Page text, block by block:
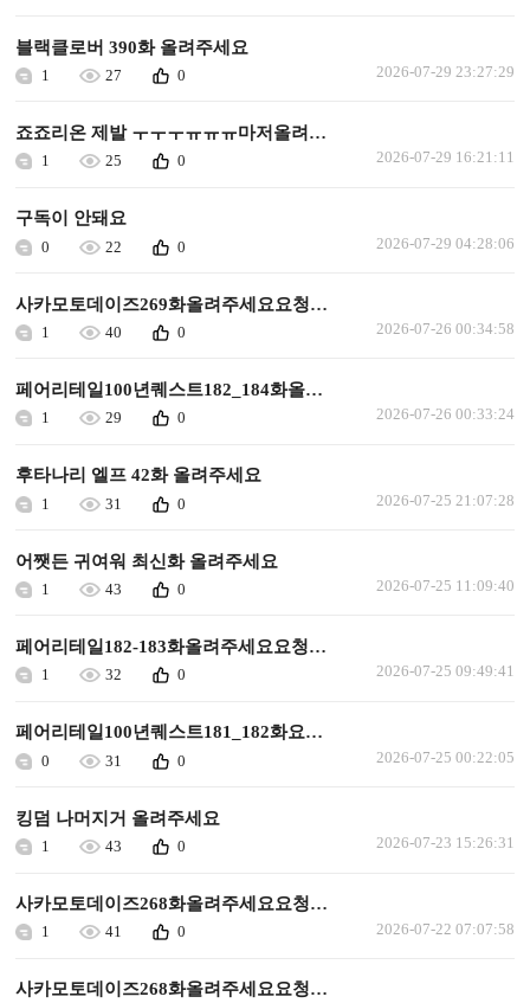
블랙클로버 390화 올려주세요
1 27 0 2026-07-29 23:27:29
죠죠리온 제발 ㅜㅜㅜㅠㅠㅠ마저올려주세요
1 25 0 2026-07-29 16:21:11
구독이 안돼요
0 22 0 2026-07-29 04:28:06
사카모토데이즈269화올려주세요요청합니다
1 40 0 2026-07-26 00:34:58
페어리테일100년퀘스트182_184화올려주세요요청합니다
1 29 0 2026-07-26 00:33:24
후타나리 엘프 42화 올려주세요
1 31 0 2026-07-25 21:07:28
어쨋든 귀여워 최신화 올려주세요
1 43 0 2026-07-25 11:09:40
페어리테일182-183화올려주세요요청합니다
1 32 0 2026-07-25 09:49:41
페어리테일100년퀘스트181_182화요청합니다
0 31 0 2026-07-25 00:22:05
킹덤 나머지거 올려주세요
1 43 0 2026-07-23 15:26:31
사카모토데이즈268화올려주세요요청합니다
1 41 0 2026-07-22 07:07:58
사카모토데이즈268화올려주세요요청합니다